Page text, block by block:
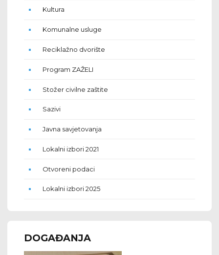
Kultura
Komunalne usluge
Reciklažno dvorište
Program ZAŽELI
Stožer civilne zaštite
Sazivi
Javna savjetovanja
Lokalni izbori 2021
Otvoreni podaci
Lokalni izbori 2025
DOGAĐANJA